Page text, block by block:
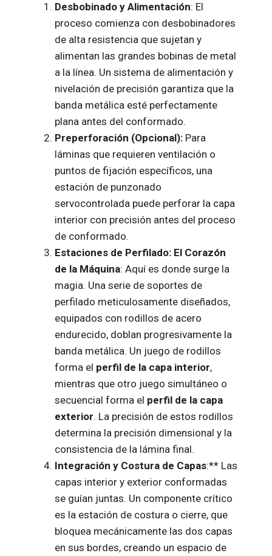
Desbobinado y Alimentación: El
proceso comienza con desbobinadores
de alta resistencia que sujetan y
alimentan las grandes bobinas de metal
a la línea. Un sistema de alimentación y
nivelación de precisión garantiza que la
banda metálica esté perfectamente
plana antes del conformado.
Preperforación (Opcional): Para
láminas que requieren ventilación o
puntos de fijación específicos, una
estación de punzonado
servocontrolada puede perforar la capa
interior con precisión antes del proceso
de conformado.
Estaciones de Perfilado: El Corazón
de la Máquina: Aquí es donde surge la
magia. Una serie de soportes de
perfilado meticulosamente diseñados,
equipados con rodillos de acero
endurecido, doblan progresivamente la
banda metálica. Un juego de rodillos
forma el perfil de la capa interior,
mientras que otro juego simultáneo o
secuencial forma el perfil de la capa
exterior. La precisión de estos rodillos
determina la precisión dimensional y la
consistencia de la lámina final.
Integración y Costura de Capas:** Las
capas interior y exterior conformadas
se guían juntas. Un componente crítico
es la estación de costura o cierre, que
bloquea mecánicamente las dos capas
en sus bordes, creando un espacio de